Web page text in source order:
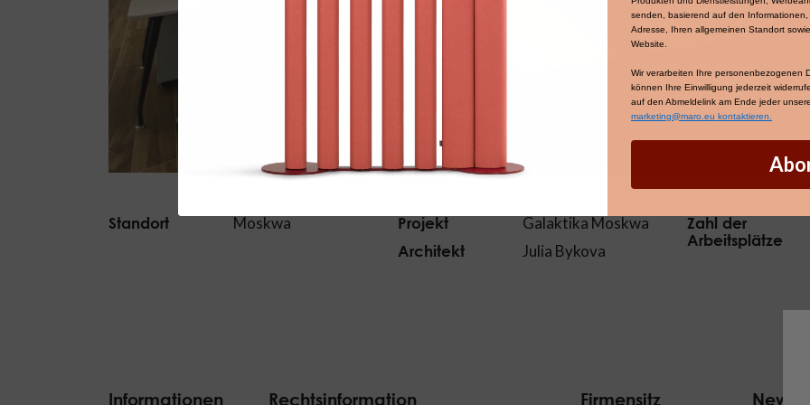
Standort Moskwa Projekt
Galaktika Moskwa
Architekt
Julia Bykova
Zahl der
Arbeitsplätze
Informationen Rechtsinformation Firmensitz
senden, basierend auf den
Adresse, Ihren allgemeinen Standort
Website.
Wir verarbeiten Ihre personenbezogenen
können Ihre Einwilligung jederzeit
auf den Abmeldelink am Ende jeder
marketing@maro.eu kontaktieren.